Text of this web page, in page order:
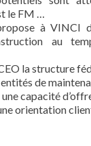
le FM …
à VINCI
au
la structure
de
capacité
orientation